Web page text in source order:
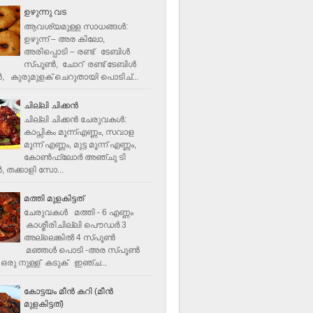
ഉഴുന്നു വട
ആവശ്യമുള്ള സാധങ്ങൾ:
ഉഴുന്ന് – അര കിലോ,
അരിപ്പൊടി – രണ്ട് ടേബിൾ
സ്പൂൺ, ചോറ് രണ്ട് ടേബിള്‍
ചെറുതായി പൊടിച്...
ചില്ലി ചിക്കൻ
ചില്ലി ചിക്കൻ ചേരുവകള്‍:
കാപ്സികം മൂന്ന്എണ്ണം, സവാള
മൂന്ന് എണ്ണം, മുട്ട മൂന്ന് എണ്ണം,
കോണ്‍ഫ്ലോര്‍ അഞ്ചു ടി
സോ...
മത്തി മുളകിട്ടത്
ചേരുവകൾ മത്തി - 6 എണ്ണം
കാശ്മീരിചില്ലി പൌഡർ 3
അല്ലെങ്കിൽ 4 സ്പൂണ്‍
മഞ്ഞൾ പൊടി -അര സ്പൂണ്‍
നുള്ള് കടുക് ഇഞ്ച...
കോട്ടയം മീന്‍ കറി (മീന്‍
മുളകിട്ടത്‌)